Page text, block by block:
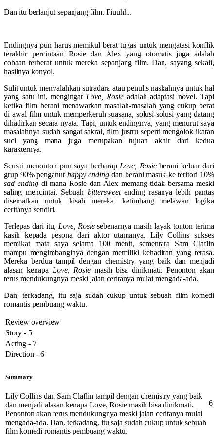
Dan itu berlanjut sepanjang film. Fiuuhh..
Endingnya pun harus memikul berat tugas untuk mengatasi konflik
terakhir percintaan Rosie dan Alex yang otomatis juga adalah
cobaan terberat untuk mereka sepanjang film. Dan, sayang sekali,
hasilnya konyol.
Sulit untuk menyalahkan sutradara atau penulis naskahnya untuk hal
yang satu ini, mengingat Love, Rosieadalah adaptasi novel. Tapi
ketika film berani menawarkan masalah-masalah yang cukup berat
di awal film untuk memperkeruh suasana, solusi-solusi yang datang
dihadirkan secara nyata. Tapi, untuk endingnya, yang menurut saya
masalahnya sudah sangat sakral, film justru seperti mengolok ikatan
suci yang mana juga merupakan tujuan akhir dari kedua
karakternya.
Seusai menonton pun saya berharap Love, Rosieberani keluar dari
grup 90% penganut happy ending dan berani masuk ke teritori 10%
sad endingdi mana Rosie dan Alex memang tidak bersama meski
saling mencintai. Sebuah bittersweetending rasanya lebih pantas
disematkan untuk kisah mereka, ketimbang melawan logika
ceritanya sendiri.
Terlepas dari itu, Love, Rosiesebenarnya masih layak tonton terima
kasih kepada pesona dari aktor utamanya. Lily Collins sukses
memikat mata saya selama 100 menit, sementara Sam Claflin
mampu mengimbanginya dengan memiliki kehadiran yang terasa.
Mereka berdua tampil dengan chemistry yang baik dan menjadi
alasan kenapa Love, Rosiemasih bisa dinikmati. Penonton akan
terus mendukungnya meski jalan ceritanya mulai mengada-ada.
Dan, terkadang, itu saja sudah cukup untuk sebuah film komedi
romantis pembuang waktu.
Review overview
Story - 5
Acting - 7
Direction - 6
Summary
Lily Collins dan Sam Claflin tampil dengan chemistry yang baik
dan menjadi alasan kenapa Love, Rosie masih bisa dinikmati.
Penonton akan terus mendukungnya meski jalan ceritanya mulai
mengada-ada. Dan, terkadang, itu saja sudah cukup untuk sebuah
film komedi romantis pembuang waktu.
6